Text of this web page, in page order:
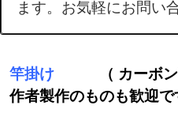
ます。お気軽にお問い
竿掛け
（ カーボン
作者製作のものも歓迎で